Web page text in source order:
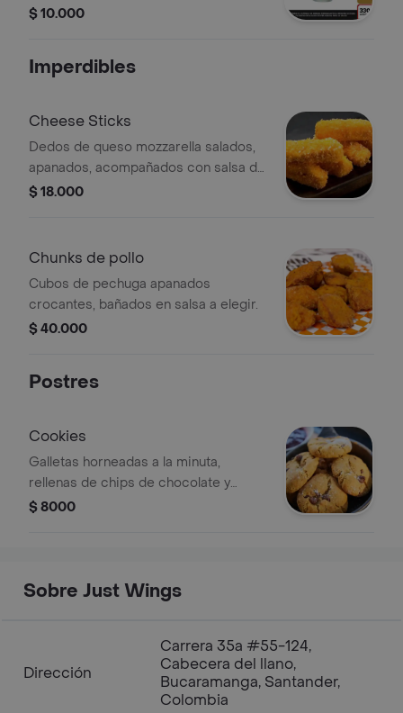
$ 10.000
Imperdibles
Cheese Sticks
Dedos de queso mozzarella salados,
apanados, acompañados con salsa de
mora.
$ 18.000
Chunks de pollo
Cubos de pechuga apanados
crocantes, bañados en salsa a elegir.
$ 40.000
Postres
Cookies
Galletas horneadas a la minuta,
rellenas de chips de chocolate y
acompañadas de ganash de
$ 8000
Sobre Just Wings
Dirección
Carrera 35a #55-124,
Cabecera del llano,
Bucaramanga, Santander,
Colombia